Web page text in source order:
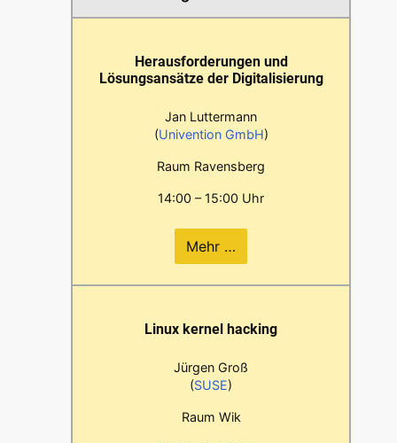
Herausforderungen und
Lösungsansätze der Digitalisierung
Jan Luttermann
(Univention GmbH)
Raum Ravensberg
14:00 – 15:00 Uhr
Mehr …
Linux kernel hacking
Jürgen Groß
(SUSE)
Raum Wik